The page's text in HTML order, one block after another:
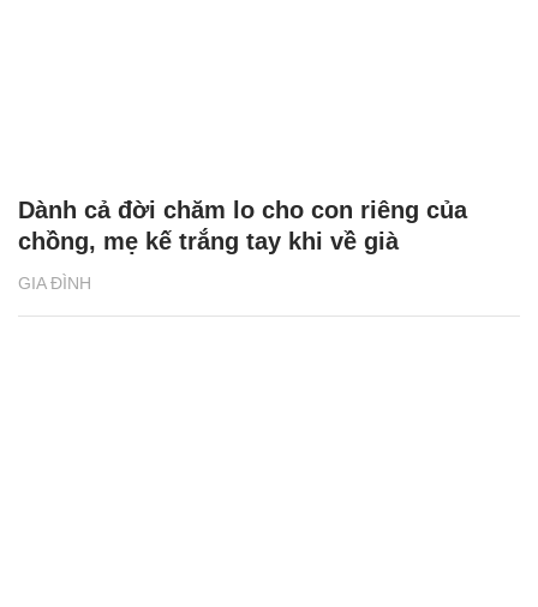
GIA ĐÌNH
Dành cả đời chăm lo cho con riêng của
chồng, mẹ kế trắng tay khi về già